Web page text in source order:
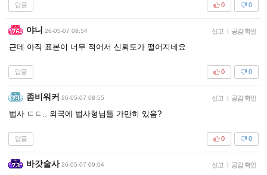
답글 0
0
야니 26-05-07 08:54 신고 | 공감 확인
근데 아직 표본이 너무 적어서 신뢰도가 떨어지네요
답글 0
0
좀비워커 26-05-07 08:55 신고 | 공감 확인
법사 ㄷㄷ.. 외국에 법사형님들 가만히 있음?
답글 0
0
바갓술사 26-05-07 09:04 신고 | 공감 확인